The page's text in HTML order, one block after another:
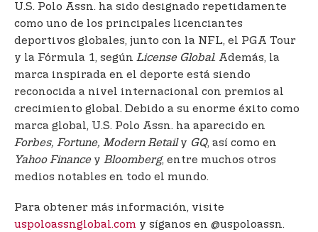
U.S. Polo Assn. ha sido designado repetidamente
como uno de los principales licenciantes
deportivos globales, junto con la NFL, el PGA Tour
y la Fórmula 1, según License Global. Además, la
marca inspirada en el deporte está siendo
reconocida a nivel internacional con premios al
crecimiento global. Debido a su enorme éxito como
marca global, U.S. Polo Assn. ha aparecido en
Forbes, Fortune, Modern Retaily GQ, así como en
Yahoo Financey Bloomberg, entre muchos otros
medios notables en todo el mundo.
Para obtener más información, visite
uspoloassnglobal.com y síganos en @uspoloassn.